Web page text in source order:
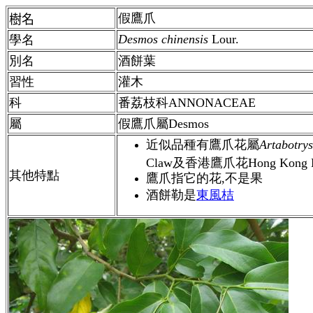
樹名
假鷹爪
學名
Desmos chinensis Lour.
別名
酒餅葉
習性
灌木
科
番荔枝科ANNONACEAE
屬
假鷹爪屬Desmos
其他特點
近似品種有鷹爪花屬Artabotrys
Claw及香港鷹爪花Hong Kong
鷹爪指它的花,不是果
酒餅勒是東風桔